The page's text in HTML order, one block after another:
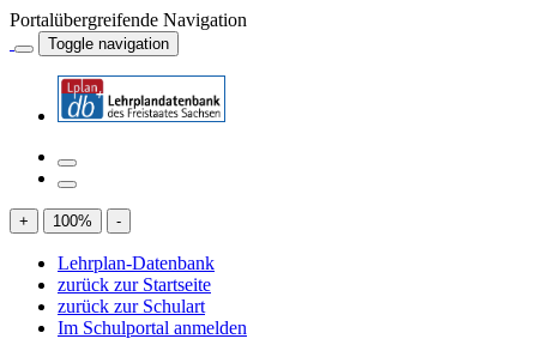
Portalübergreifende Navigation
Toggle navigation
+ 100% -
Lehrplan-Datenbank
zurück zur Startseite
zurück zur Schulart
Im Schulportal anmelden